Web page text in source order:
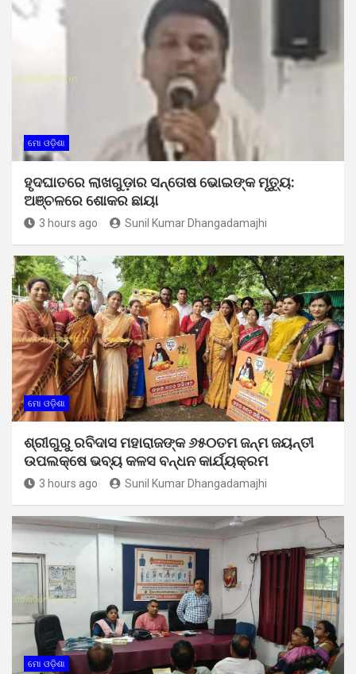
ମୋ ଓଡ଼ିଶା
ହୃଦଘାତରେ ଲାଖଗୁଡ଼ାର ସନ୍ତୋଷ ଭୋଇଙ୍କ ମୃତ୍ୟୁ:
ଅଞ୍ଚଳରେ ଶୋକର ଛାୟା
3 hours ago Sunil Kumar Dhangadamajhi
ମୋ ଓଡ଼ିଶା
ଶ୍ରୀଗୁରୁ ରବିଦାସ ମହାରାଜଙ୍କ ୬୫୦ତମ ଜନ୍ମ ଜୟନ୍ତୀ
ଉପଲକ୍ଷେ ଭବ୍ୟ କଳସ ବନ୍ଧନ କାର୍ଯ୍ୟକ୍ରମ
3 hours ago Sunil Kumar Dhangadamajhi
ମୋ ଓଡ଼ିଶା